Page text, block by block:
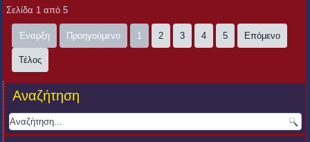
Σελίδα 1 από 5
Έναρξη Προηγούμενο 1 2 3 4 5 Επόμενο
Τέλος
Αναζήτηση